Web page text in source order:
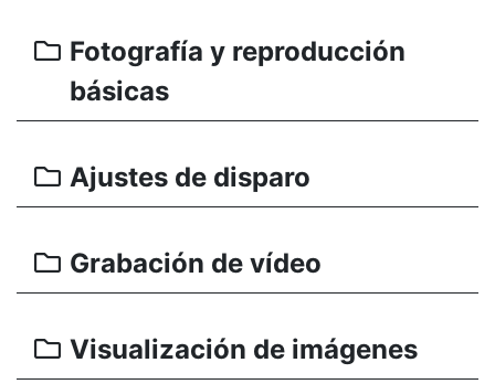
Fotografía y reproducción
básicas
Ajustes de disparo
Grabación de vídeo
Visualización de imágenes